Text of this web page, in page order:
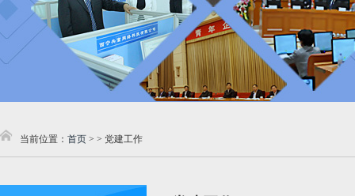
当前位置： 首页 > > 党建工作